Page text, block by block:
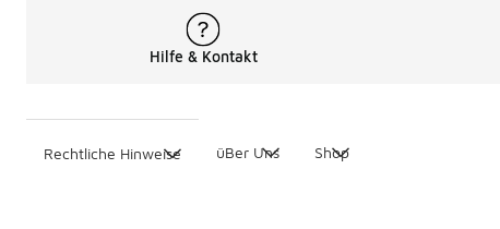
Hilfe & Kontakt
Rechtliche Hinweise üBer Uns Shop